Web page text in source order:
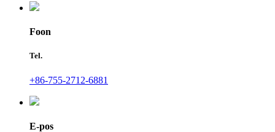
Foon
Tel.
+86-755-2712-6881
E-pos